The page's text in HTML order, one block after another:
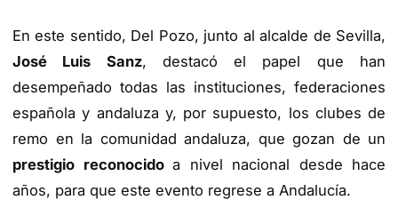
En este sentido, Del Pozo, junto al alcalde de Sevilla,
José Luis Sanz, destacó el papel que han
desempeñado todas las instituciones, federaciones
española y andaluza y, por supuesto, los clubes de
remo en la comunidad andaluza, que gozan de un
prestigio reconocido a nivel nacional desde hace
años, para que este evento regrese a Andalucía.